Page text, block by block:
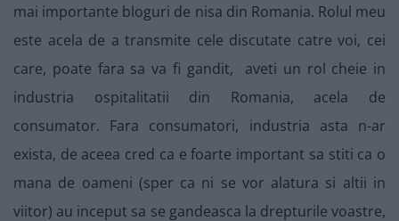
mai importante bloguri de nisa din Romania. Rolul meu
este acela de a transmite cele discutate catre voi, cei
care, poate fara sa va fi gandit, aveti un rol cheie in
industria ospitalitatii din Romania, acela de
consumator. Fara consumatori, industria asta n-ar
exista, de aceea cred ca e foarte important sa stiti ca o
mana de oameni (sper ca ni se vor alatura si altii in
viitor) au inceput sa se gandeasca la drepturile voastre,